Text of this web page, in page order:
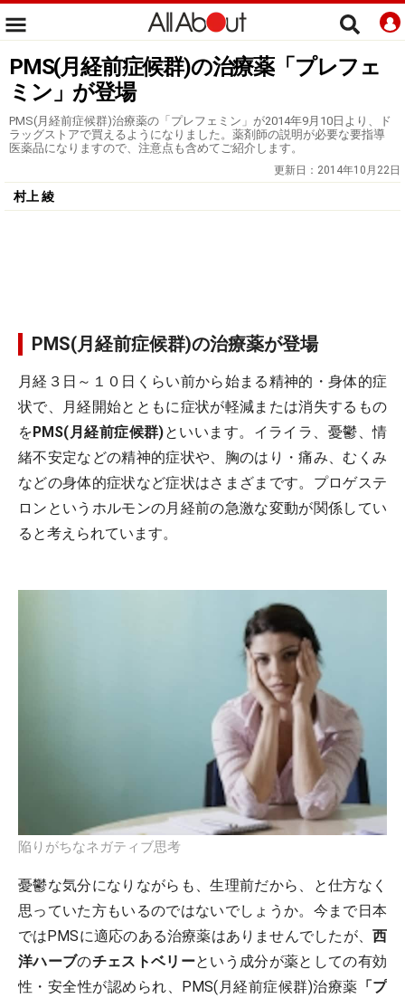
PMS(月経前症候群)の治療薬「プレフェ
ミン」が登場
PMS(月経前症候群)治療薬の「プレフェミン」が2014年9月10日より、ド
ラッグストアで買えるようになりました。薬剤師の説明が必要な要指導
医薬品になりますので、注意点も含めてご紹介します。
更新日： 2014年10月22日
村上 綾
PMS(月経前症候群)の治療薬が登場
月経３日～１０日くらい前から始まる精神的・身体的症
状で、月経開始とともに症状が軽減または消失するもの
をPMS(月経前症候群)といいます。イライラ、憂鬱、情
緒不安定などの精神的症状や、胸のはり・痛み、むくみ
などの身体的症状など症状はさまざまです。プロゲステ
ロンというホルモンの月経前の急激な変動が関係してい
ると考えられています。
陥りがちなネガティブ思考
憂鬱な気分になりながらも、生理前だから、と仕方なく
思っていた方もいるのではないでしょうか。今まで日本
ではPMSに適応のある治療薬はありませんでしたが、 西
洋ハーブのチェストベリーという成分が薬としての有効
性・安全性が認められ、PMS(月経前症候群)治療薬 「プ